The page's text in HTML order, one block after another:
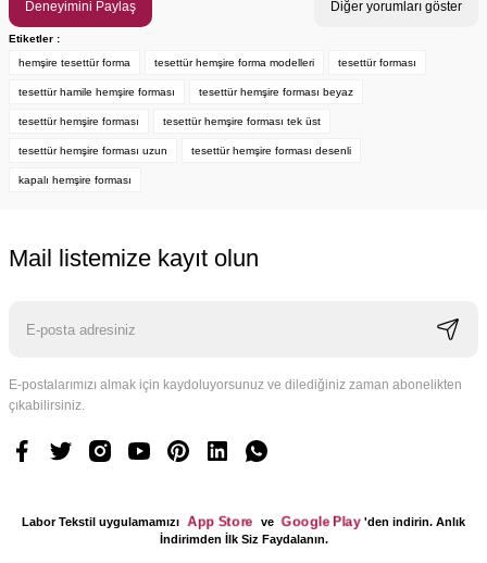
Deneyimini Paylaş Diğer yorumları göster
Etiketler :
hemşire tesettür forma
tesettür hemşire forma modelleri tesettür forması
tesettür hamile hemşire forması tesettür hemşire forması beyaz
tesettür hemşire forması tesettür hemşire forması tek üst
tesettür hemşire forması uzun tesettür hemşire forması desenli
kapalı hemşire forması
Mail listemize kayıt olun
E-postalarımızı almak için kaydoluyorsunuz ve dilediğiniz zaman abonelikten
çıkabilirsiniz.
Labor Tekstil uygulamamızı App Store ve Google Play 'den indirin. Anlık
İndirimden İlk Siz Faydalanın.